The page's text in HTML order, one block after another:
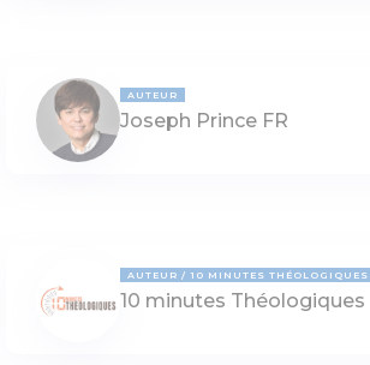
AUTEUR
Joseph Prince FR
AUTEUR 10 MINUTES THÉOLOGIQUES
10 minutes Théologiques